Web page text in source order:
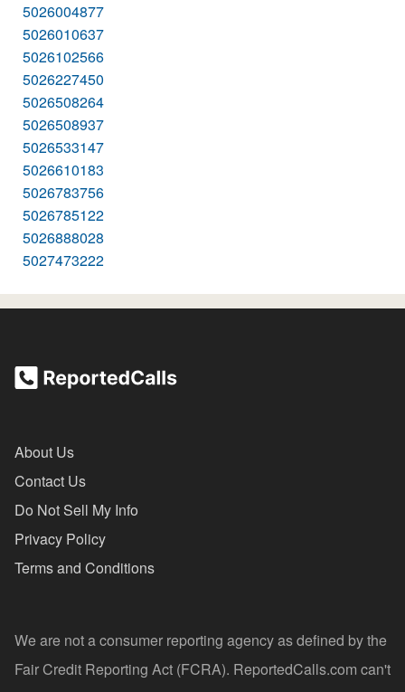
5026004877
5026010637
5026102566
5026227450
5026508264
5026508937
5026533147
5026610183
5026783756
5026785122
5026888028
5027473222
About Us
Contact Us
Do Not Sell My Info
Privacy Policy
Terms and Conditions
We are not a consumer reporting agency as defined by the
Fair Credit Reporting Act (FCRA). ReportedCalls.com can't